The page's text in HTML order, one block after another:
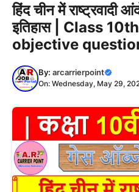
हिंद चीन में राष्ट्रवादी
इतिहास | Class
objective
By: arcarrierpoint
On: Wednesday, May 29,